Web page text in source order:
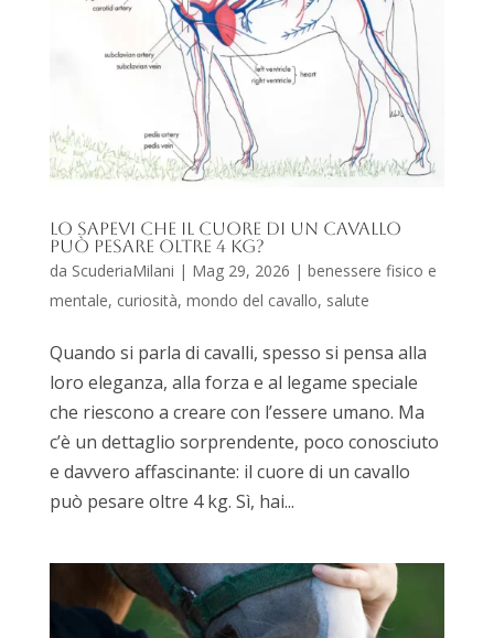
Lo sapevi che il cuore di un cavallo
può pesare oltre 4 kg?
da ScuderiaMilani | Mag 29, 2026 | benessere fisico e
mentale, curiosità, mondo del cavallo, salute
Quando si parla di cavalli, spesso si pensa alla
loro eleganza, alla forza e al legame speciale
che riescono a creare con l’essere umano. Ma
c’è un dettaglio sorprendente, poco conosciuto
e davvero affascinante: il cuore di un cavallo
può pesare oltre 4 kg. Sì, hai...